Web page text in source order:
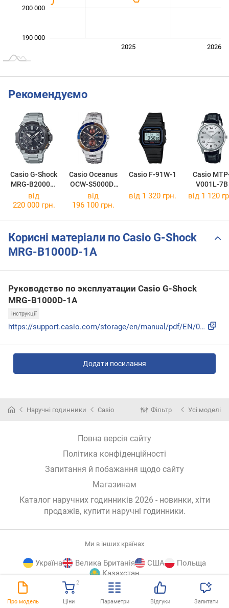
Про модель Ціни
2
Параметри Відгуки Запитати
190 000
200 000
2025 2026
Рекомендуємо
Casio G-Shock
MRG-B2000D-
1A
Casio Oceanus
OCW-S5000D-
1A
Casio F-91W-1
Casio
V001L-7B
від
220 000 грн.
від
196 100 грн.
від 1 320 грн. від 1 120
Корисні матеріали по Casio G-Shock
MRG-B1000D-1A
Руководство по эксплуатации Casio G-Shock
MRG-B1000D-1A
інструкції
https://support.casio.com/storage/en/manual/pdf/EN/009/qw55...
Додати посилання
Наручні годинники Casio Фільтр Усі моделі
Повна версія сайту
Політика конфіденційності
Запитання й побажання щодо сайту
Магазинам
Каталог наручних годинників 2026 - новинки, хіти
продажів, купити наручні годинники.
Ми в інших країнах
Україна Велика Британія США
Польща
Казахстан
© E-Katalog, 2026 ВГОРУ